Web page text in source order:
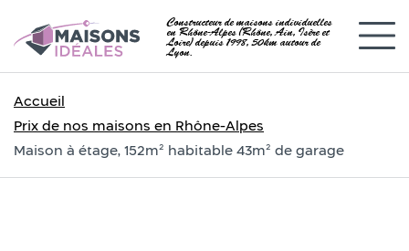
Constructeur de maisons individuelles
en Rhône-Alpes (Rhône, Ain, Isère et
Loire) depuis 1998, 50km autour de
Lyon.
Accueil
Prix de nos maisons en Rhône-Alpes
Maison à étage, 152m² habitable 43m² de garage